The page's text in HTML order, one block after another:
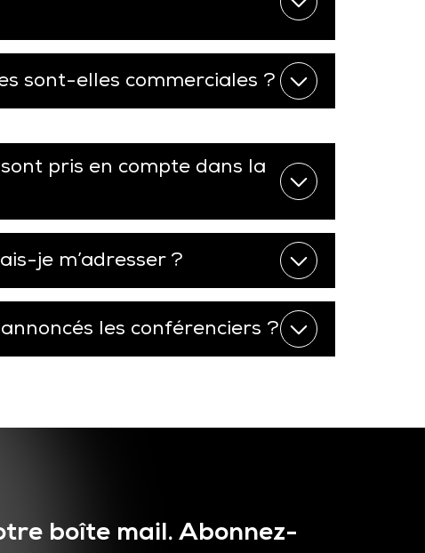
sont-elles commerciales ?
pris en compte dans la
je m’adresser ?
les conférenciers ?
boîte mail. Abonnez-